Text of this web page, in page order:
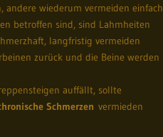
andere wiederum vermeiden einfach
betroffen sind, sind Lahmheiten
langfristig vermeiden
zurück und die Beine werden
auffällt, sollte
Schmerzen vermieden